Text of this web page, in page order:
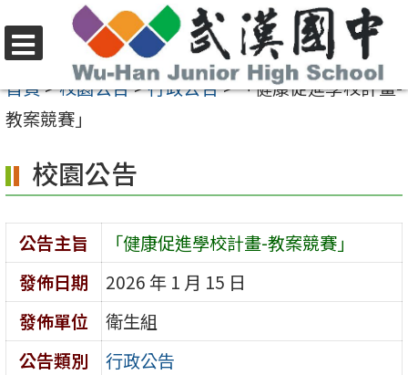
至
要
容
區
選
單
首頁>校園公告>行政公告>「健康促進學校計畫-
教案競賽」
校園公告
公告主旨
「健康促進學校計畫-教案競賽」
發佈日期
2026 年 1 月 15 日
發佈單位
衛生組
公告類別
行政公告